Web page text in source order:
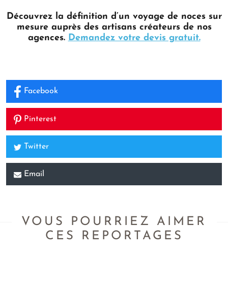
Découvrez la définition d’un voyage de noces sur
mesure auprès des artisans créateurs de nos
agences. Demandez votre devis gratuit.
Facebook
Pinterest
Twitter
Email
VOUS POURRIEZ AIMER
CES REPORTAGES